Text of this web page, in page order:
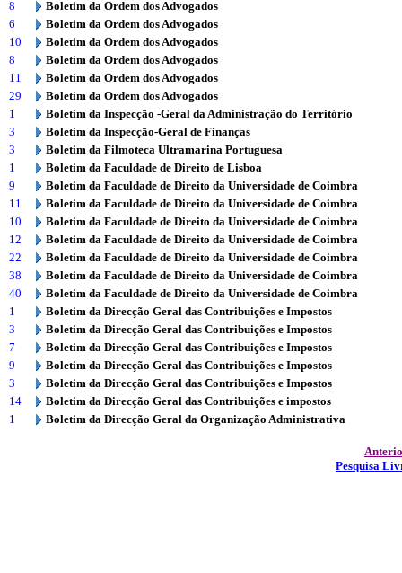
8
Boletim da Ordem dos Advogados
6
Boletim da Ordem dos Advogados
10
Boletim da Ordem dos Advogados
8
Boletim da Ordem dos Advogados
11
Boletim da Ordem dos Advogados
29
Boletim da Ordem dos Advogados
1
Boletim da Inspecção -Geral da Administração do Território
3
Boletim da Inspecção-Geral de Finanças
3
Boletim da Filmoteca Ultramarina Portuguesa
1
Boletim da Faculdade de Direito de Lisboa
9
Boletim da Faculdade de Direito da Universidade de Coimbra
11
Boletim da Faculdade de Direito da Universidade de Coimbra
10
Boletim da Faculdade de Direito da Universidade de Coimbra
12
Boletim da Faculdade de Direito da Universidade de Coimbra
22
Boletim da Faculdade de Direito da Universidade de Coimbra
38
Boletim da Faculdade de Direito da Universidade de Coimbra
40
Boletim da Faculdade de Direito da Universidade de Coimbra
1
Boletim da Direcção Geral das Contribuições e Impostos
3
Boletim da Direcção Geral das Contribuições e Impostos
7
Boletim da Direcção Geral das Contribuições e Impostos
9
Boletim da Direcção Geral das Contribuições e Impostos
3
Boletim da Direcção Geral das Contribuições e Impostos
14
Boletim da Direcção Geral das Contribuições e impostos
1
Boletim da Direcção Geral da Organização Administrativa
Pesquisa